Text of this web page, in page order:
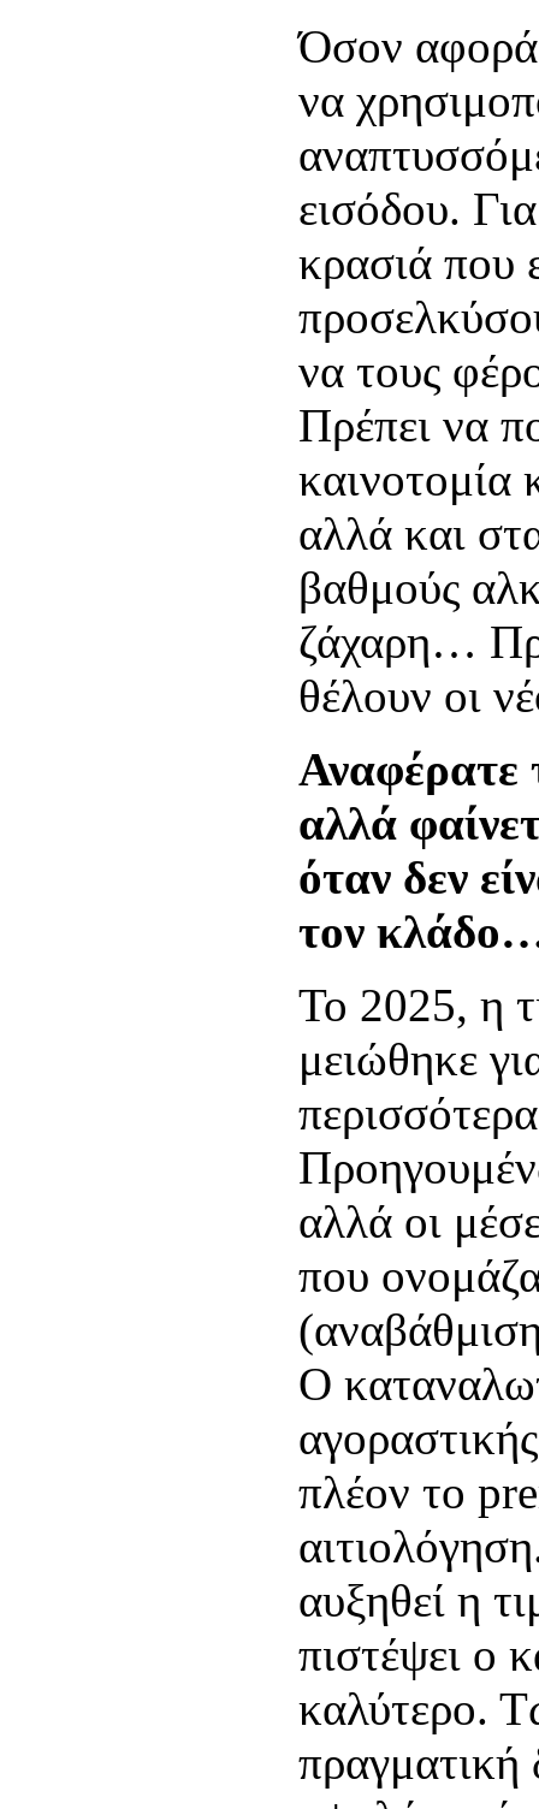
Όσον αφορά
να
εισόδου.
κρασιά που
να τους
Πρέπει να
καινοτομία
αλλά και
βαθμούς
ζάχαρη…
θέλουν οι
Αναφέρατε
αλλά
όταν δεν
τον
Το 2025, η
μειώθηκε
αλλά οι
που
Ο
πλέον το
αυξηθεί η
πιστέψει ο
καλύτερο.
πραγματική